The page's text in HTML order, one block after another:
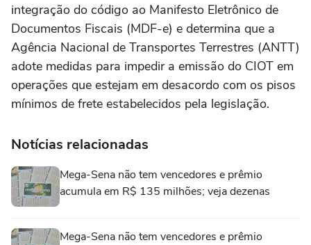
integração do código ao Manifesto Eletrônico de
Documentos Fiscais (MDF-e) e determina que a
Agência Nacional de Transportes Terrestres (ANTT)
adote medidas para impedir a emissão do CIOT em
operações que estejam em desacordo com os pisos
mínimos de frete estabelecidos pela legislação.
Notícias relacionadas
Mega-Sena não tem vencedores e prêmio
acumula em R$ 135 milhões; veja dezenas
Mega-Sena não tem vencedores e prêmio